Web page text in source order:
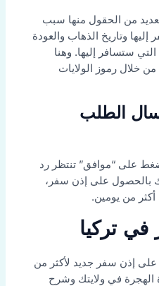
من الحقول منها سبب
وتاريخ الذهاب والعودة
التي ستسافر إليها. وهنا
من خلال رموز الولايات
الطلب
على “موافق” تنتظر رد
بالحصول على إذن سفر،
أكثر من يومين.
تركيا
إذن سفر جديد لأكثر من
الهجرة في ولايتك وشرح